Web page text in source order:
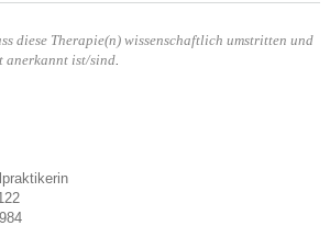
diese Therapie(n) wissenschaftlich umstritten und
anerkannt ist/sind.